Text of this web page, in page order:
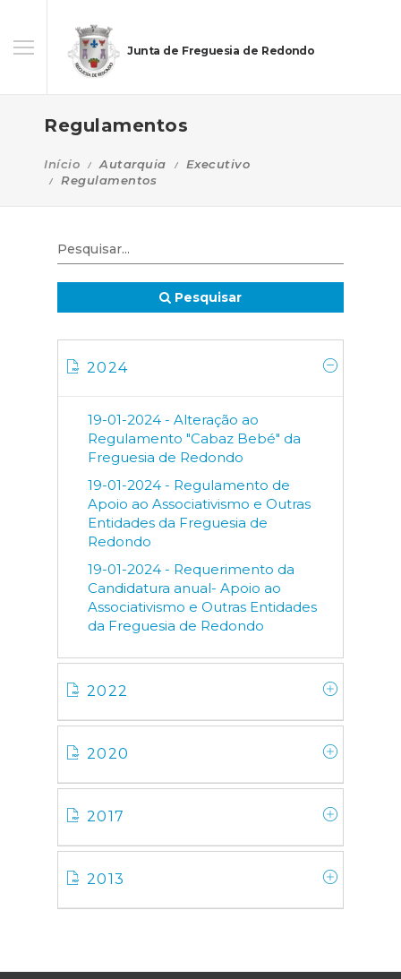
Junta de Freguesia de Redondo
Regulamentos
Início Autarquia
Executivo
Regulamentos
Pesquisar
2024
19-01-2024 - Alteração ao
Regulamento "Cabaz Bebé" da
Freguesia de Redondo
19-01-2024 - Regulamento de
Apoio ao Associativismo e Outras
Entidades da Freguesia de
Redondo
19-01-2024 - Requerimento da
Candidatura anual- Apoio ao
Associativismo e Outras Entidades
da Freguesia de Redondo
2022
2020
2017
2013